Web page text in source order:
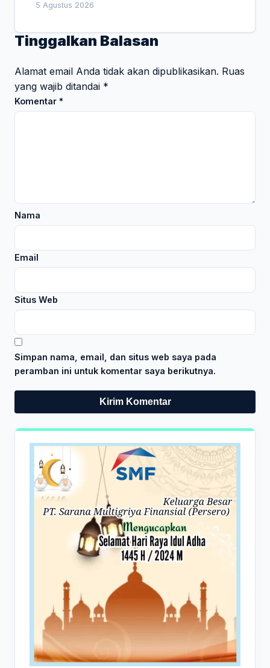
5 Agustus 2026
Tinggalkan Balasan
Alamat email Anda tidak akan dipublikasikan. Ruas
yang wajib ditandai *
Komentar *
Nama
Email
Situs Web
Simpan nama, email, dan situs web saya pada
peramban ini untuk komentar saya berikutnya.